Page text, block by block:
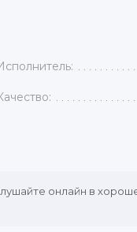
онлайн в